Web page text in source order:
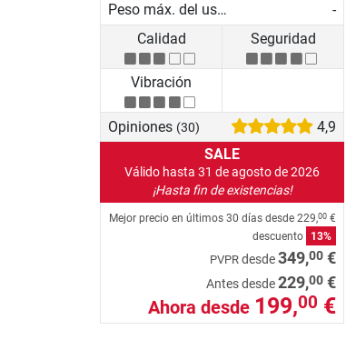
Peso máx. del usuario
-
Calidad
Seguridad
Vibración
Opiniones (30)
4,9
SALE
Válido hasta 31 de agosto de 2026
¡Hasta fin de existencias!
Mejor precio en últimos 30 días desde 229,00 €
descuento
13%
PVPR desde349,00 €
Antes desde229,00 €
Ahora desde 199,00 €